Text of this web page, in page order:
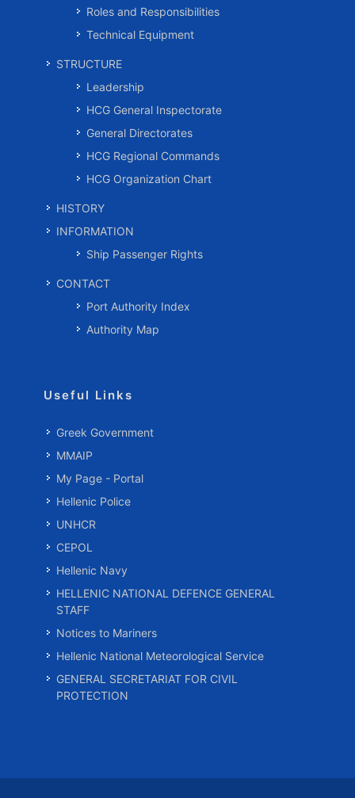
Roles and Responsibilities
Technical Equipment
STRUCTURE
Leadership
HCG General Inspectorate
General Directorates
HCG Regional Commands
HCG Organization Chart
HISTORY
INFORMATION
Ship Passenger Rights
CONTACT
Port Authority Index
Authority Map
Useful Links
Greek Government
MMAIP
My Page - Portal
Hellenic Police
UNHCR
CEPOL
Hellenic Navy
HELLENIC NATIONAL DEFENCE GENERAL
STAFF
Notices to Mariners
Hellenic National Meteorological Service
GENERAL SECRETARIAT FOR CIVIL
PROTECTION